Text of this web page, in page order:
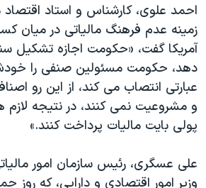
احمد علوی، کارشناس و استاد اقتصاد
زمینه عدم فرهنگ مالیاتی در میان
آمریکا گفت، «حکومت اجازه تشکیل
دهد، حکومت مسئولین صنفی را
عبارتی انتصاب می کند، از این رو
و مشروعیت نمی کنند، در نتیجه لازم
پولی بایت مالیات پرداخت کنند.»
علی عسگری، رئیس سازمان امور